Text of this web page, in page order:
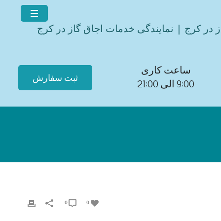
در کرج | نمایندگی خدمات اجاق گاز در کرج
ثبت سفارش
ساعت کاری
9:00 الی 21:00
0